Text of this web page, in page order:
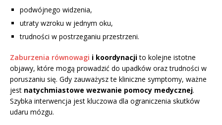
podwójnego widzenia,
utraty wzroku w jednym oku,
trudności w postrzeganiu przestrzeni.
Zaburzenia równowagi i koordynacjito kolejne istotne
objawy, które mogą prowadzić do upadków oraz trudności w
poruszaniu się. Gdy zauważysz te kliniczne symptomy, ważne
jest natychmiastowe wezwanie pomocy medycznej.
Szybka interwencja jest kluczowa dla ograniczenia skutków
udaru mózgu.